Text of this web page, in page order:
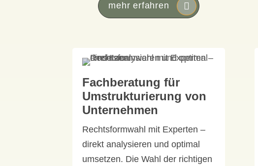
mehr erfahren
Fachberatung für
Umstrukturierung von
Unternehmen
Rechtsformwahl mit Experten –
direkt analysieren und optimal
umsetzen. Die Wahl der richtigen